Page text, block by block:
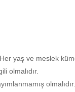
Her yaş ve meslek
olmalıdır.
olmalıdır.